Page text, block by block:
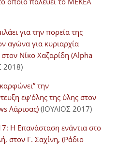
για την πορεία της
αγώνα για κυριαρχία
Νίκο Χαζαρίδη (Alpha
2018)
την
εφ’όλης της ύλης στον
Λάρισας) (ΙΟΥΛΙΟΣ 2017)
Η Επανάσταση ενάντια στο
στον Γ. Σαχίνη, (Ράδιο